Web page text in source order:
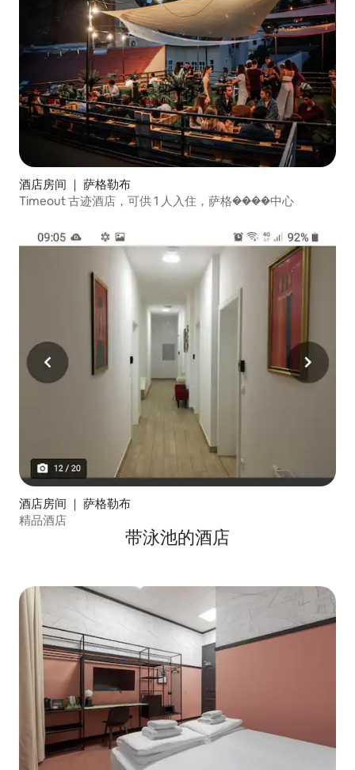
酒店房间 ｜ 萨格勒布
Timeout 古迹酒店，可供 1 人入住，萨格����中心
酒店房间 ｜ 萨格勒布
精品酒店
带泳池的酒店